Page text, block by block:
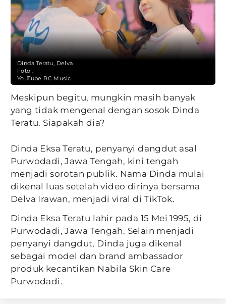
Dinda Teratu, Delva
Foto :
YouTube RC Music
Meskipun begitu, mungkin masih banyak
yang tidak mengenal dengan sosok Dinda
Teratu. Siapakah dia?
Dinda Eksa Teratu, penyanyi dangdut asal
Purwodadi, Jawa Tengah, kini tengah
menjadi sorotan publik. Nama Dinda mulai
dikenal luas setelah video dirinya bersama
Delva Irawan, menjadi viral di TikTok.
Dinda Eksa Teratu lahir pada 15 Mei 1995, di
Purwodadi, Jawa Tengah. Selain menjadi
penyanyi dangdut, Dinda juga dikenal
sebagai model dan brand ambassador
produk kecantikan Nabila Skin Care
Purwodadi.